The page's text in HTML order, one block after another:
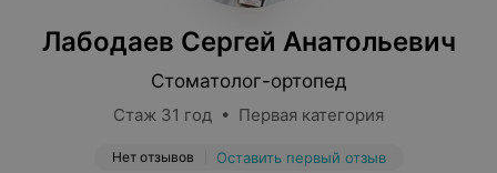
Лабодаев Сергей Анатольевич
Стоматолог-ортопед
Стаж 31 год • Первая категория
Нет отзывов Оставить первый отзыв